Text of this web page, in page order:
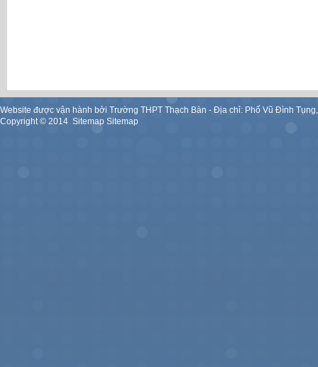
Website được vận hành bởi Trường THPT Thạch Bàn - Địa chỉ: Phố Vũ Đình
Copyright © 2014. Sitemap Sitemap